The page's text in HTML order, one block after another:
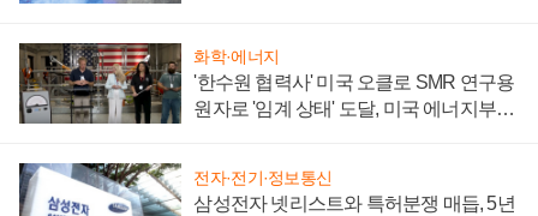
화학·에너지
'한수원 협력사' 미국 오클로 SMR 연구용
원자로 '임계 상태' 도달, 미국 에너지부
전자·전기·정보통신
삼성전자 넷리스트와 특허분쟁 매듭, 5년